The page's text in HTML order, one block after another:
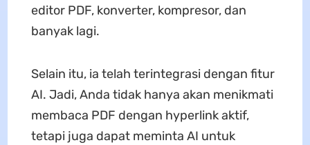
editor PDF, konverter, kompresor, dan
banyak lagi.
Selain itu, ia telah terintegrasi dengan fitur
AI. Jadi, Anda tidak hanya akan menikmati
membaca PDF dengan hyperlink aktif,
tetapi juga dapat meminta AI untuk